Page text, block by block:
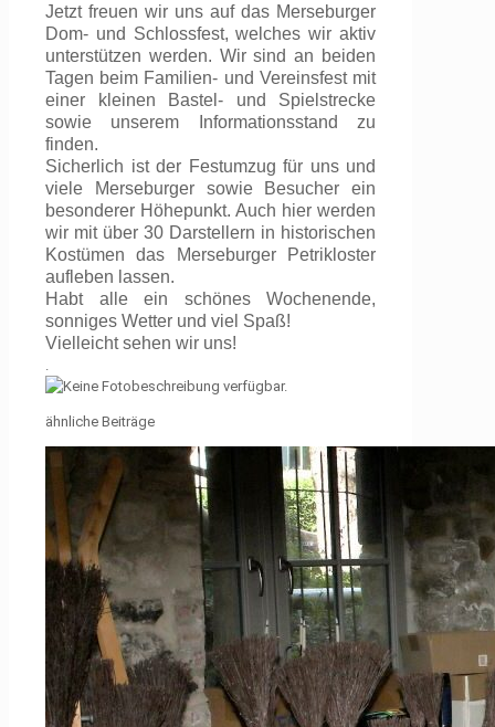
Jetzt freuen wir uns auf das Merseburger
Dom- und Schlossfest, welches wir aktiv
unterstützen werden. Wir sind an beiden
Tagen beim Familien- und Vereinsfest mit
einer kleinen Bastel- und Spielstrecke
sowie unserem Informationsstand zu
finden.
Sicherlich ist der Festumzug für uns und
viele Merseburger sowie Besucher ein
besonderer Höhepunkt. Auch hier werden
wir mit über 30 Darstellern in historischen
Kostümen das Merseburger Petrikloster
aufleben lassen.
Habt alle ein schönes Wochenende,
sonniges Wetter und viel Spaß!
Vielleicht sehen wir uns!
ähnliche Beiträge